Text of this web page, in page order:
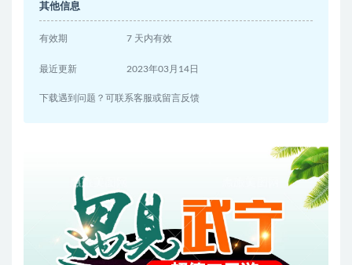
其他信息
有效期 7 天内有效
最近更新 2023年03月14日
下载遇到问题？可联系客服或留言反馈